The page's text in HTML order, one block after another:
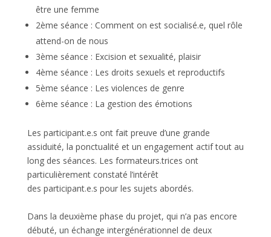
être une femme
2ème séance : Comment on est socialisé.e, quel rôle
attend-on de nous
3ème séance : Excision et sexualité, plaisir
4ème séance : Les droits sexuels et reproductifs
5ème séance : Les violences de genre
6ème séance : La gestion des émotions
Les participant.e.s ont fait preuve d’une grande
assiduité, la ponctualité et un engagement actif tout au
long des séances. Les formateurs.trices ont
particulièrement constaté l’intérêt
des participant.e.s pour les sujets abordés.
Dans la deuxième phase du projet, qui n’a pas encore
débuté, un échange intergénérationnel de deux